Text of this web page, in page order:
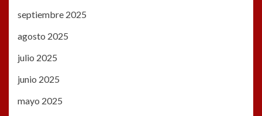
septiembre 2025
agosto 2025
julio 2025
junio 2025
mayo 2025